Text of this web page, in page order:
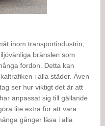
inom transportindustrin,
bränslen som
fordon. Detta kan
i alla städer. Även
ser hur viktigt det är att
anpassat sig till gällande
lite extra för att vara
gånger läsa i alla